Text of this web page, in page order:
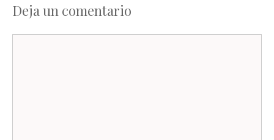
Deja un comentario